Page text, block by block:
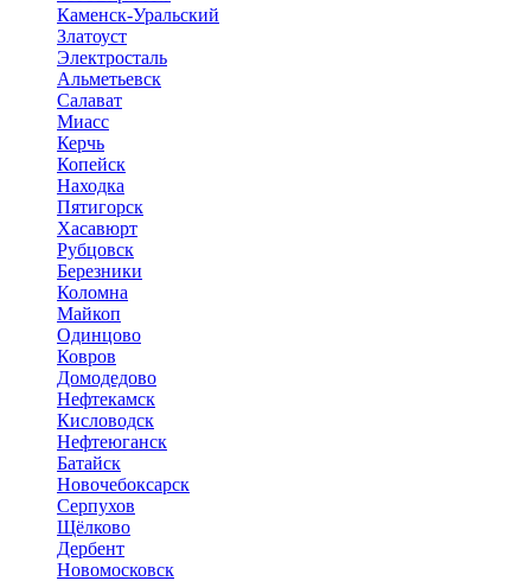
Каменск-Уральский
Златоуст
Электросталь
Альметьевск
Салават
Миасс
Керчь
Копейск
Находка
Пятигорск
Хасавюрт
Рубцовск
Березники
Коломна
Майкоп
Одинцово
Ковров
Домодедово
Нефтекамск
Кисловодск
Нефтеюганск
Батайск
Новочебоксарск
Серпухов
Щёлково
Дербент
Новомосковск